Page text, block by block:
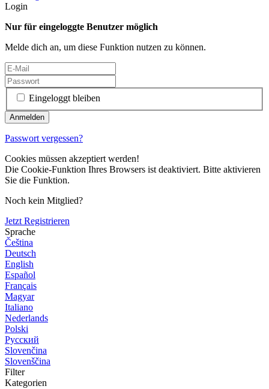
Login
Nur für eingeloggte Benutzer möglich
Melde dich an, um diese Funktion nutzen zu können.
Eingeloggt bleiben
Passwort vergessen?
Cookies müssen akzeptiert werden!
Die Cookie-Funktion Ihres Browsers ist deaktiviert. Bitte aktivieren
Sie die Funktion.
Noch kein Mitglied?
Jetzt Registrieren
Sprache
Čeština
Deutsch
English
Español
Français
Magyar
Italiano
Nederlands
Polski
Русский
Slovenčina
Slovenščina
Filter
Kategorien